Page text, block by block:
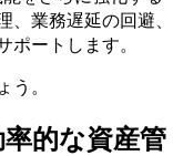
業務遅延の回避、
ートします。
。
的な資産管